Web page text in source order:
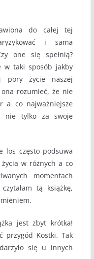
do całej tej
i sama
one się spełnią?
w taki sposób jakby
pory życie naszej
rozumieć, że nie
a co najważniejsze
nie tylko za swoje
los często podsuwa
w różnych a co
momentach
tą książkę,
jest zbyt krótka!
przygód Kostki. Tak
się u innych